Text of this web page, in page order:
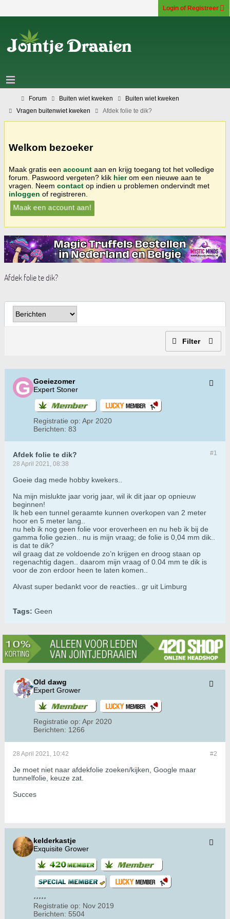
Login of Registreer
Forum Buiten wiet kweken
Buiten wiet kweken
Vragen buitenwiet kweken
Afdek folie te dik?
Welkom bezoeker
Maak gratis een account aan en krijg toegang tot het volledige
forum. Paswoord vergeten? klik hierom een nieuwe aan te
vragen. Neem contact op indien u problemen ondervindt met
inloggen of registreren.
Maak een account aan!
Afdek folie te dik?
Filter
Goeiezomer
Expert Stoner
Registratie op: Apr 2020
Berichten: 83
#1
Afdek folie te dik?
28 April 2021, 08:38
Goeie dag mede hobby kwekers..
Na mijn mislukte jaar vorig jaar, wil ik dit jaar op opnieuw
beginnen!
Ik heb een tunnel geraamte kunnen overkopen van 2 meter
hoor en 5 meter lang..
nu heb ik nog geen folie voor eroverheen en nu heb ik bij de
gamma folie gezien.. nu is mijn vraag; de folie is 0,04 mm dik..
is dat te dik?
wil graag dat ze voldoende zo’n krijgen en droog staan op
regenachtig dagen.. daarom mijn vraag of 0.04 mm te dik is
voor de zon erdoor heen te laten komen..
Alvast super bedankt voor de reacties.. gr uit Limburg
Tags: Geen
Old dawg
Expert Grower
Registratie op: Apr 2020
Berichten: 1266
#2
28 April 2021, 10:42
Je moet niet naar afdekfolie zoeken/kijken, Google maar
tunnelfolie, keuze zat.
Succes
kelderkastje
Exquisite Grower
Registratie op: Nov 2019
Berichten: 5504